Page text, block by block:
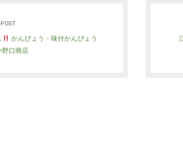
かんぴょう・味付かんぴょう
野口商店